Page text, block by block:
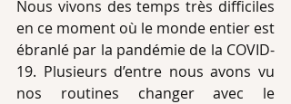
Nous vivons des temps très difficiles
en ce moment où le monde entier est
ébranlé par la pandémie de la COVID-
19. Plusieurs d’entre nous avons vu
nos routines changer avec le